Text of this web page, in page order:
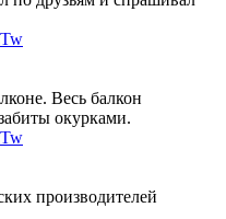
Весь балкон
окурками.
производителей